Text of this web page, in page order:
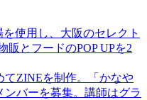
を使用し、大阪のセレクト
販とフードのPOP UPを2
てZINEを制作。「かなや
ンバーを募集。講師はグラ